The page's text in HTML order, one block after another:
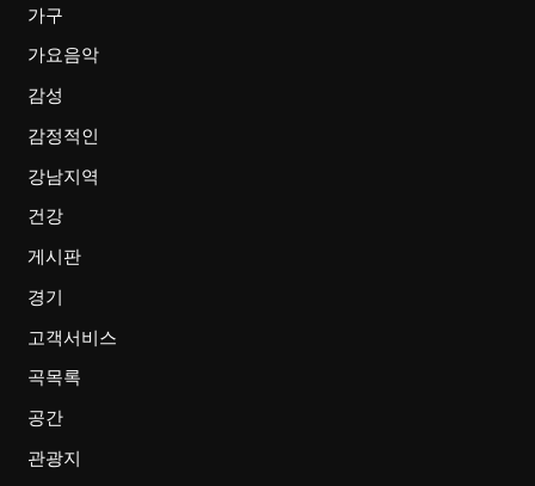
가구
가요음악
감성
감정적인
강남지역
건강
게시판
경기
고객서비스
곡목록
공간
관광지